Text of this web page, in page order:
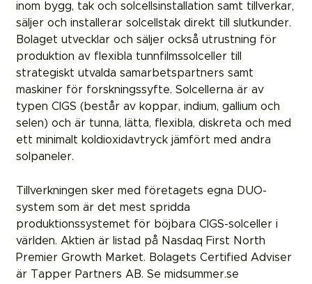
inom bygg, tak och solcellsinstallation samt tillverkar,
säljer och installerar solcellstak direkt till slutkunder.
Bolaget utvecklar och säljer också utrustning för
produktion av flexibla tunnfilmssolceller till
strategiskt utvalda samarbetspartners samt
maskiner för forskningssyfte. Solcellerna är av
typen CIGS (består av koppar, indium, gallium och
selen) och är tunna, lätta, flexibla, diskreta och med
ett minimalt koldioxidavtryck jämfört med andra
solpaneler.
Tillverkningen sker med företagets egna DUO-
system som är det mest spridda
produktionssystemet för böjbara CIGS-solceller i
världen. Aktien är listad på Nasdaq First North
Premier Growth Market. Bolagets Certified Adviser
är Tapper Partners AB. Se midsummer.se